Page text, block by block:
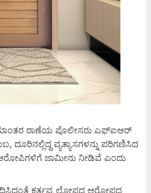
ಠಾಣೆಯ ಪೊಲೀಸರು ಎಫ್‌ಐಆರ್
ದೂರಿನಲ್ಲಿದ್ದ ವ್ಯತ್ಯಾಸಗಳನ್ನು ಪರಿಗಣಿಸಿದ
ಜಾಮೀನು ನೀಡಿವೆ ಎಂದು
ಕರ್ತವ್ಯ ಲೋಪದ ಆರೋಪದ